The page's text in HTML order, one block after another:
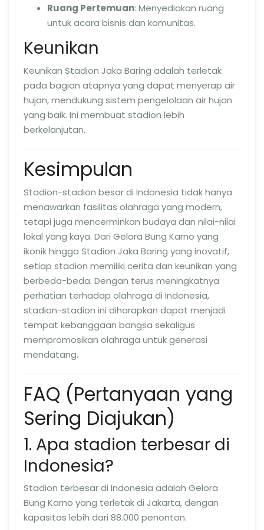
Ruang Pertemuan: Menyediakan ruang
untuk acara bisnis dan komunitas.
Keunikan
Keunikan Stadion Jaka Baring adalah terletak
pada bagian atapnya yang dapat menyerap air
hujan, mendukung sistem pengelolaan air hujan
yang baik. Ini membuat stadion lebih
berkelanjutan.
Kesimpulan
Stadion-stadion besar di Indonesia tidak hanya
menawarkan fasilitas olahraga yang modern,
tetapi juga mencerminkan budaya dan nilai-nilai
lokal yang kaya. Dari Gelora Bung Karno yang
ikonik hingga Stadion Jaka Baring yang inovatif,
setiap stadion memiliki cerita dan keunikan yang
berbeda-beda. Dengan terus meningkatnya
perhatian terhadap olahraga di Indonesia,
stadion-stadion ini diharapkan dapat menjadi
tempat kebanggaan bangsa sekaligus
mempromosikan olahraga untuk generasi
mendatang.
FAQ (Pertanyaan yang
Sering Diajukan)
1. Apa stadion terbesar di
Indonesia?
Stadion terbesar di Indonesia adalah Gelora
Bung Karno yang terletak di Jakarta, dengan
kapasitas lebih dari 88.000 penonton.